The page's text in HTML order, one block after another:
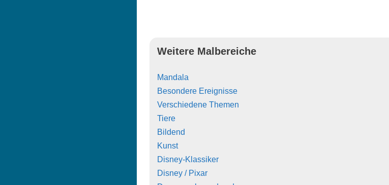
Weitere Malbereiche
Mandala
Besondere Ereignisse
Verschiedene Themen
Tiere
Bildend
Kunst
Disney-Klassiker
Disney / Pixar